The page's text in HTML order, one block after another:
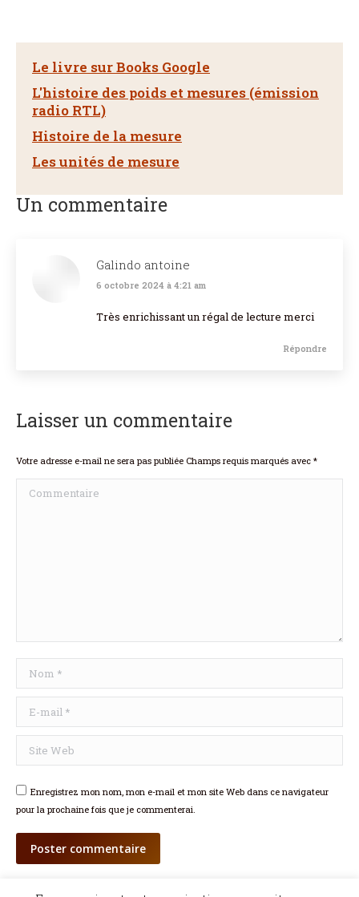
Le livre sur Books Google
L'histoire des poids et mesures (émission
radio RTL)
Histoire de la mesure
Les unités de mesure
Un commentaire
Galindo antoine
dit
:
6 octobre 2024 à 4:21 am
Très enrichissant un régal de lecture merci
Répondre
Laisser un commentaire
Votre adresse e-mail ne sera pas publiée Champs requis marqués avec *
Commentaire
Nom *
E-mail *
Site Web
Enregistrez mon nom, mon e-mail et mon site Web dans ce navigateur
pour la prochaine fois que je commenterai.
Poster commentaire
©Dicopathe - Tous droits réservés - Mentions légales - Réalisation :